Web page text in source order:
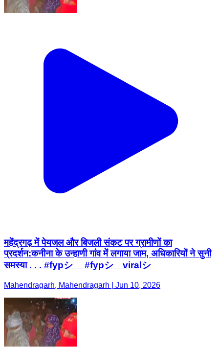
महेंद्रगढ़ में पेयजल और बिजली संकट पर ग्रामीणों का
प्रदर्शन:कनीना के उन्हाणी गांव में लगाया जाम, अधिकारियों ने सुनी
समस्या . . . #fypシ゚ #fypシ゚viralシ
Mahendragarh, Mahendragarh | Jun 10, 2026